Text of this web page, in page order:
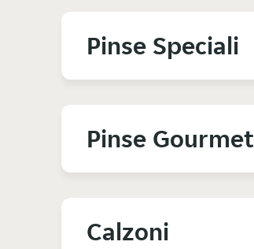
Pinse Speciali
Pinse Gourmet
Calzoni